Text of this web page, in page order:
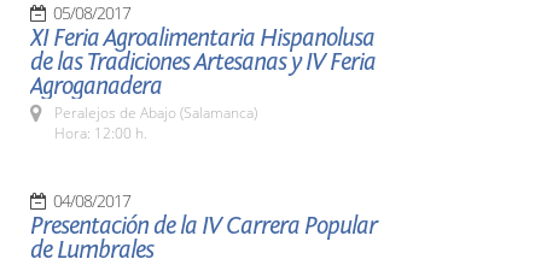
05/08/2017
XI Feria Agroalimentaria Hispanolusa
de las Tradiciones Artesanas y IV Feria
Agroganadera
Peralejos de Abajo (Salamanca)
Hora: 12:00 h.
04/08/2017
Presentación de la IV Carrera Popular
de Lumbrales